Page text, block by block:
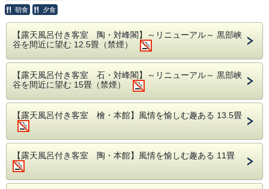
ケット代はご宿泊料金に含まれております。またコ
ンサート前日にご宿泊のお客様は翌日チェックアウ
ト後でもご参加いただけます。
■ご夕食・ご朝食■
延楽最上位ランクの「雅膳」となります。
毎日の仕入れの一番良い食材でお献立を立てますの
で当日まで、お品書きがございません。ご了承くだ
さい。
■お食事場所■
当館のお食事はお部屋食または個室食事処でのご用
意となっております（場所はおまかせになりま
【夏の献立一例】
食前酒 梅酒
前菜 今月の前菜
椀物 白海老真丈 清汁仕立て
割鮮 本日の割鮮 煎り酒を添えて
小附 白海老造り ばら海苔 穂紫蘇 紅岩塩
炊合 蒸し鰻と旬菜
焼物 のど黒味噌幽庵焼き
焜炉 国産和牛出汁しゃぶ
朝食 夕食
【露天風呂付き客室 陶・対峰閣】～リニューアル～ 黒部峡
谷を間近に望む 12.5畳（禁煙）
【露天風呂付き客室 石・対峰閣】～リニューアル～ 黒部峡
谷を間近に望む 15畳（禁煙）
【露天風呂付き客室 檜・本館】風情を愉しむ趣ある 13.5畳
【露天風呂付き客室 陶・本館】風情を愉しむ趣ある 11畳